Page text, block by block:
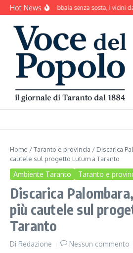
Salta al contenuto
Hot NewsIl cane abbaia senza sosta, i vicini
Home /Taranto e provincia / Discarica
cautele sul progetto Lutum a Taranto
Ambiente Taranto Taranto e
Discarica
più cautele sul
Taranto
Di Redazione Nessun commento